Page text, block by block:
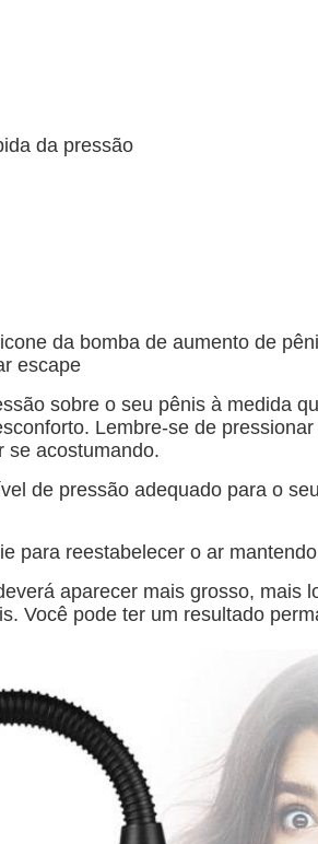
da pressão
da bomba de aumento de
escape
sobre o seu pênis à medida
Lembre-se de
se acostumando.
de pressão adequado para o
para reestabelecer o ar
aparecer mais grosso, mais
Você pode ter um resultado